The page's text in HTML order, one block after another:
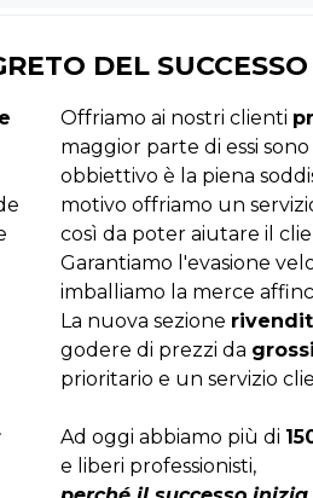
DEL SUCCESSO
Offriamo ai nostri clienti
maggior parte di essi sono
obbiettivo è la piena
motivo offriamo un
così da poter aiutare il
Garantiamo l'evasione
imballiamo la merce
La nuova sezione
godere di prezzi da
prioritario e un servizio
Ad oggi abbiamo più di
e liberi professionisti,